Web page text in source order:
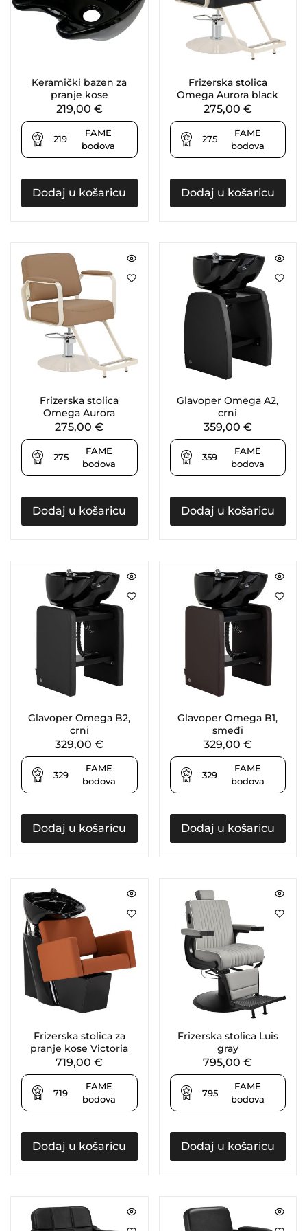
Keramički bazen za
pranje kose
219,00 €
219
FAME
bodova
Dodaj u košaricu
Frizerska stolica
Omega Aurora black
275,00 €
275
FAME
bodova
Dodaj u košaricu
Frizerska stolica
Omega Aurora
275,00€
275
FAME
bodova
Dodaj u košaricu
Glavoper Omega A2,
crni
359,00 €
359
FAME
bodova
Dodaj u košaricu
Glavoper Omega B2,
crni
329,00€
329
FAME
bodova
Dodaj u košaricu
Glavoper Omega B1,
smeđi
329,00 €
329
FAME
bodova
Dodaj u košaricu
Frizerska stolica za
pranje kose Victoria
719,00€
719
FAME
bodova
Dodaj u košaricu
Frizerska stolica Luis
gray
795,00€
795
FAME
bodova
Dodaj u košaricu